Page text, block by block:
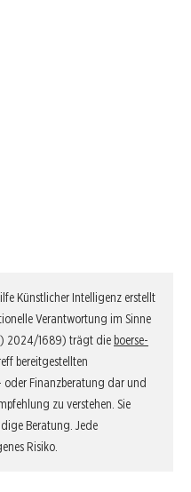
Künstlicher Intelligenz erstellt
Verantwortung im Sinne
2024/1689) trägt die boerse-
bereitgestellten
Finanzberatung dar und
zu verstehen. Sie
Beratung. Jede
Risiko.